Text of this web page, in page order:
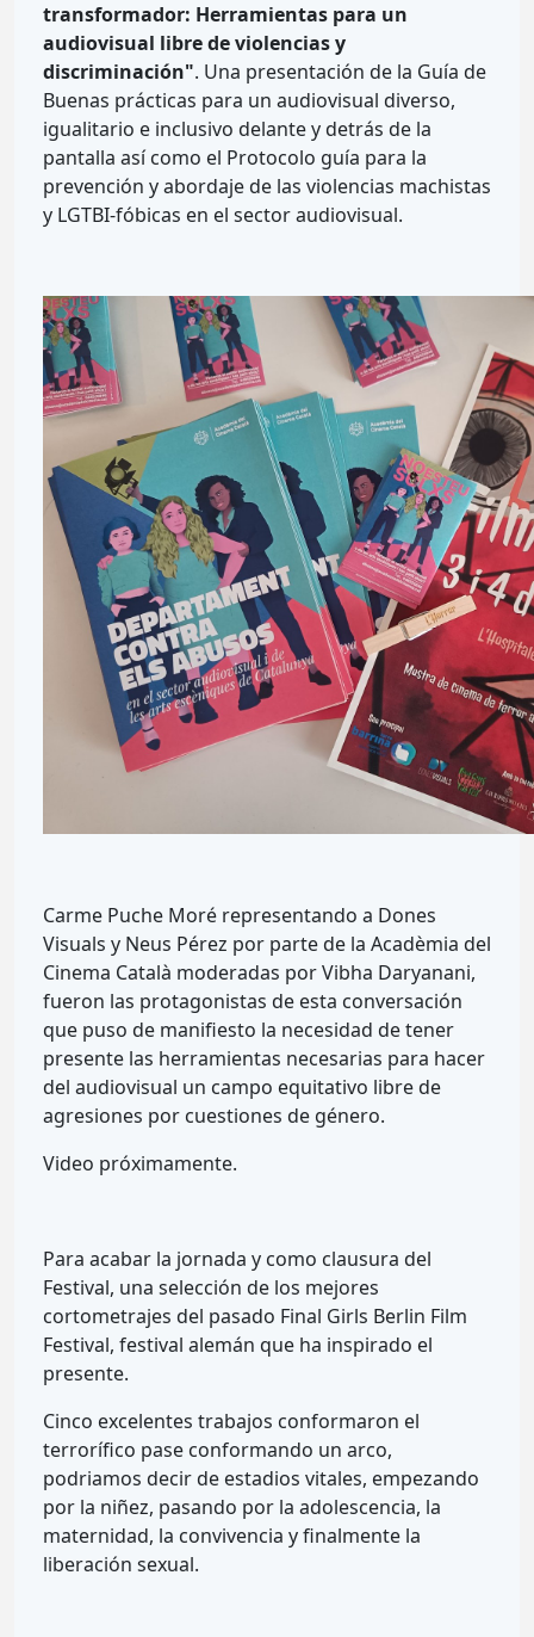
transformador: Herramientas para un
audiovisual libre de violencias y
discriminación". Una presentación de la Guía de
Buenas prácticas para un audiovisual diverso,
igualitario e inclusivo delante y detrás de la
pantalla así como el Protocolo guía para la
prevención y abordaje de las violencias machistas
y LGTBI-fóbicas en el sector audiovisual.
Carme Puche Moré representando a Dones
Visuals y Neus Pérez por parte de la Acadèmia del
Cinema Català moderadas por Vibha Daryanani,
fueron las protagonistas de esta conversación
que puso de manifiesto la necesidad de tener
presente las herramientas necesarias para hacer
del audiovisual un campo equitativo libre de
agresiones por cuestiones de género.
Video próximamente.
Para acabar la jornada y como clausura del
Festival, una selección de los mejores
cortometrajes del pasado Final Girls Berlin Film
Festival, festival alemán que ha inspirado el
presente.
Cinco excelentes trabajos conformaron el
terrorífico pase conformando un arco,
podriamos decir de estadios vitales, empezando
por la niñez, pasando por la adolescencia, la
maternidad, la convivencia y finalmente la
liberación sexual.